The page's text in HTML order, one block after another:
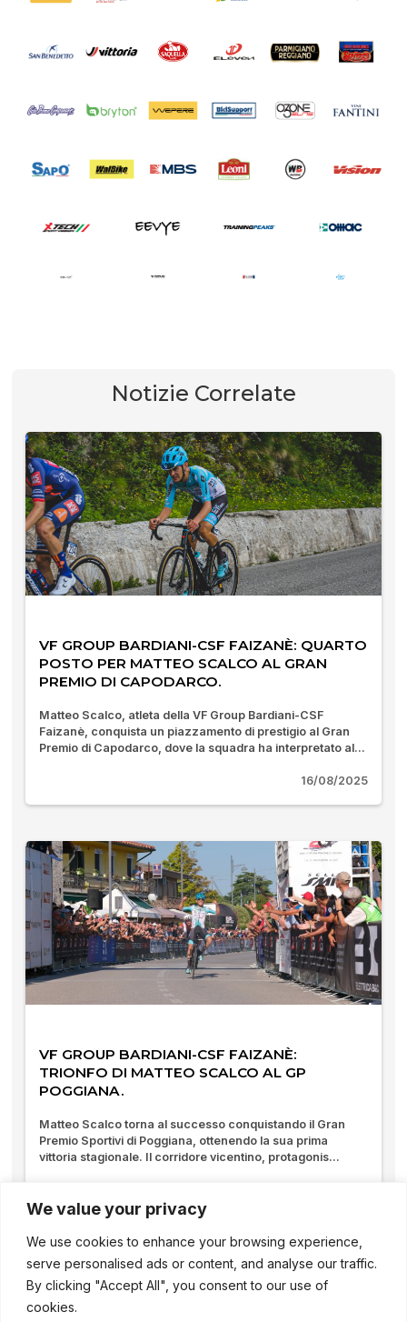
We value your privacy
We use cookies to enhance your browsing experience,
serve personalised ads or content, and analyse our traffic.
By clicking "Accept All", you consent to our use of
cookies.
Notizie Correlate
VF GROUP BARDIANI-CSF FAIZANÈ: QUARTO
POSTO PER MATTEO SCALCO AL GRAN
PREMIO DI CAPODARCO.
Matteo Scalco, atleta della VF Group Bardiani-CSF
Faizanè, conquista un piazzamento di prestigio al Gran
Premio di Capodarco, dove la squadra ha interpretato al...
16/08/2025
VF GROUP BARDIANI-CSF FAIZANÈ:
TRIONFO DI MATTEO SCALCO AL GP
POGGIANA.
Matteo Scalco torna al successo conquistando il Gran
Premio Sportivi di Poggiana, ottenendo la sua prima
vittoria stagionale. Il corridore vicentino, protagonis...